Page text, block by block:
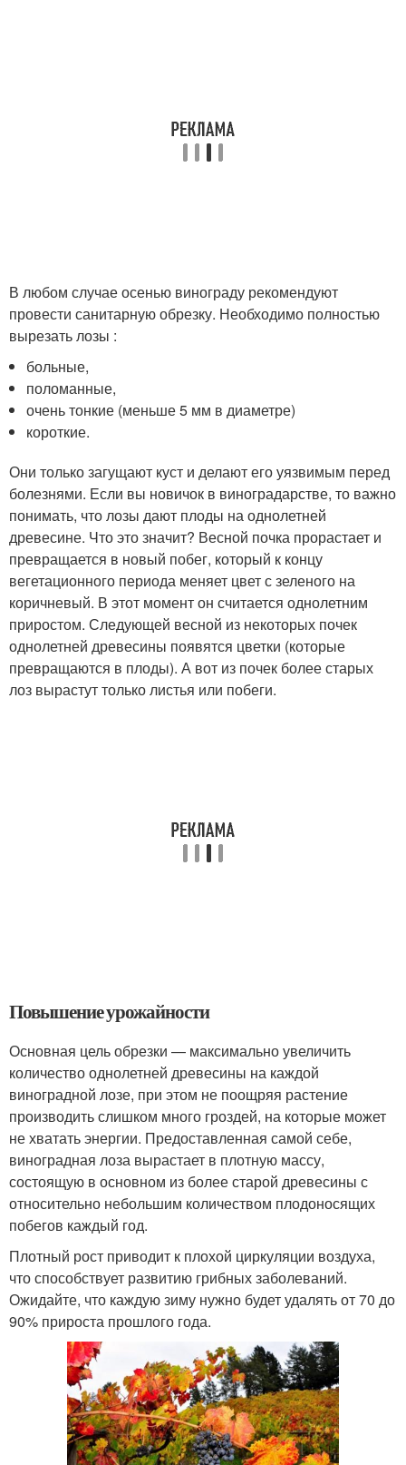
В любом случае осенью винограду рекомендуют
провести санитарную обрезку. Необходимо полностью
вырезать лозы :
больные,
поломанные,
очень тонкие (меньше 5 мм в диаметре)
короткие.
Они только загущают куст и делают его уязвимым перед
болезнями. Если вы новичок в виноградарстве, то важно
понимать, что лозы дают плоды на однолетней
древесине. Что это значит? Весной почка прорастает и
превращается в новый побег, который к концу
вегетационного периода меняет цвет с зеленого на
коричневый. В этот момент он считается однолетним
приростом. Следующей весной из некоторых почек
однолетней древесины появятся цветки (которые
превращаются в плоды). А вот из почек более старых
лоз вырастут только листья или побеги.
Повышение урожайности
Основная цель обрезки — максимально увеличить
количество однолетней древесины на каждой
виноградной лозе, при этом не поощряя растение
производить слишком много гроздей, на которые может
не хватать энергии. Предоставленная самой себе,
виноградная лоза вырастает в плотную массу,
состоящую в основном из более старой древесины с
относительно небольшим количеством плодоносящих
побегов каждый год.
Плотный рост приводит к плохой циркуляции воздуха,
что способствует развитию грибных заболеваний.
Ожидайте, что каждую зиму нужно будет удалять от 70 до
90% прироста прошлого года.